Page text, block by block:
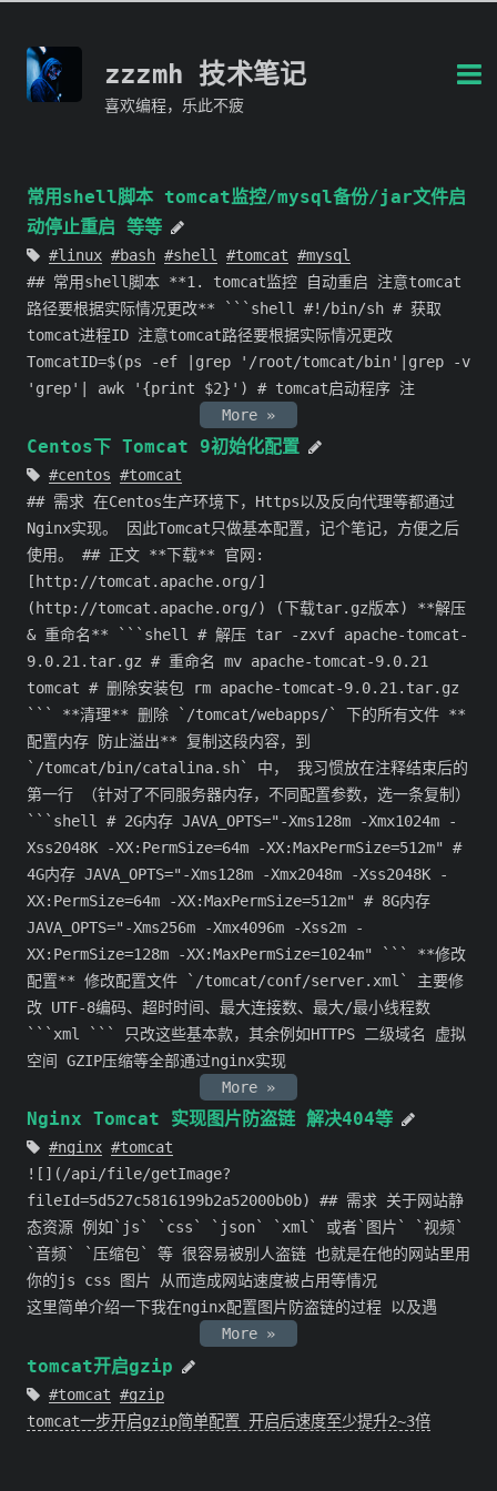
zzzmh 技术笔记
喜欢编程，乐此不疲
常用shell脚本 tomcat监控/mysql备份/jar文件启
动停止重启 等等
linux bash shell tomcat
mysql
## 常用shell脚本 **1. tomcat监控 自动重启 注意tomcat
路径要根据实际情况更改** ```shell #!/bin/sh # 获取
tomcat进程ID 注意tomcat路径要根据实际情况更改
TomcatID=$(ps -ef |grep '/root/tomcat/bin'|grep -v
'grep'| awk '{print $2}') # tomcat启动程序 注
More »
Centos下 Tomcat 9初始化配置
centos
tomcat
## 需求 在Centos生产环境下，Https以及反向代理等都通过
Nginx实现。 因此Tomcat只做基本配置，记个笔记，方便之后
使用。 ## 正文 **下载** 官网:
[http://tomcat.apache.org/]
(http://tomcat.apache.org/) (下载tar.gz版本) **解压
& 重命名** ```shell # 解压 tar -zxvf apache-tomcat-
9.0.21.tar.gz # 重命名 mv apache-tomcat-9.0.21
tomcat # 删除安装包 rm apache-tomcat-9.0.21.tar.gz
``` **清理** 删除 `/tomcat/webapps/` 下的所有文件 **
配置内存 防止溢出** 复制这段内容，到
`/tomcat/bin/catalina.sh` 中， 我习惯放在注释结束后的
第一行 （针对了不同服务器内存，不同配置参数，选一条复制）
```shell # 2G内存 JAVA_OPTS="-Xms128m -Xmx1024m -
Xss2048K -XX:PermSize=64m -XX:MaxPermSize=512m" #
4G内存 JAVA_OPTS="-Xms128m -Xmx2048m -Xss2048K -
XX:PermSize=64m -XX:MaxPermSize=512m" # 8G内存
JAVA_OPTS="-Xms256m -Xmx4096m -Xss2m -
XX:PermSize=128m -XX:MaxPermSize=1024m" ``` **修改
配置** 修改配置文件 `/tomcat/conf/server.xml` 主要修
改 UTF-8编码、超时时间、最大连接数、最大/最小线程数
```xml
``` 只改这些基本款，其余例如HTTPS 二级域名 虚拟
空间 GZIP压缩等全部通过nginx实现
More »
Nginx Tomcat 实现图片防盗链 解决404等
nginx
tomcat
![](/api/file/getImage?
fileId=5d527c5816199b2a52000b0b) ## 需求 关于网站静
态资源 例如`js` `css` `json` `xml` 或者`图片` `视频`
`音频` `压缩包` 等 很容易被别人盗链 也就是在他的网站里用
你的js css 图片 从而造成网站速度被占用等情况
这里简单介绍一下我在nginx配置图片防盗链的过程 以及遇
More »
tomcat开启gzip
tomcat
gzip
tomcat一步开启gzip简单配置 开启后速度至少提升2~3倍